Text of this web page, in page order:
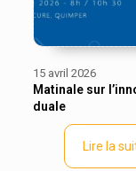
15 avril 2026
Matinale sur
duale
Lire la